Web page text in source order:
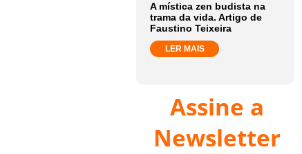
A mística zen budista na
trama da vida. Artigo de
Faustino Teixeira
LER MAIS
Assine a
Newsletter